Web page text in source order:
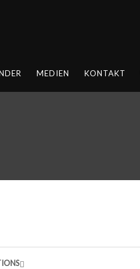
MEDIEN KONTAKT